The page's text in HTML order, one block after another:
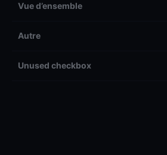
Vue d’ensemble
Autre
Unused checkbox